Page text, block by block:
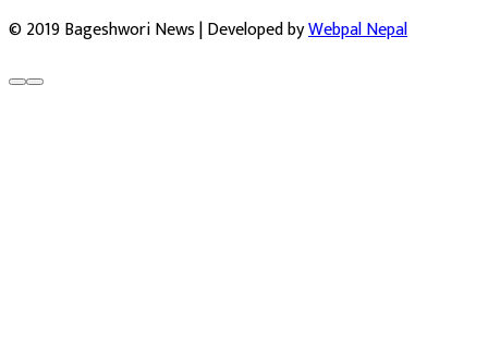
© 2019 Bageshwori News | Developed byWebpal Nepal